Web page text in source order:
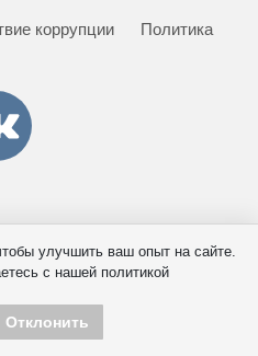
коррупции
Политика
улучшить ваш опыт на сайте.
с нашей политикой
Отклонить